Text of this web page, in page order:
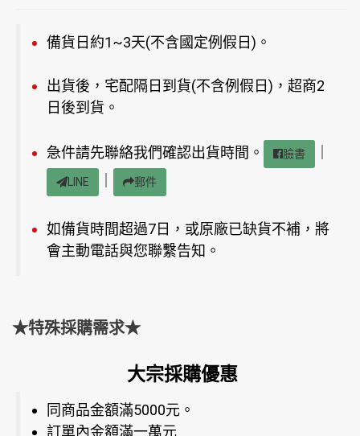
備貨日約1~3天(不含國定例假日)。
出貨後，宅配隔日到貨(不含例假日)，超商2
日後到貨。
急件請先聯絡我們確認出貨時間。 臉書
LINE 郵件
如備貨時間超過7日，或原廠已缺貨不補，將
會主動電話與您聯繫告知。
★特殊採購需求★
大宗採購優惠
同商品金額滿5000元。
訂單內金額滿一萬元